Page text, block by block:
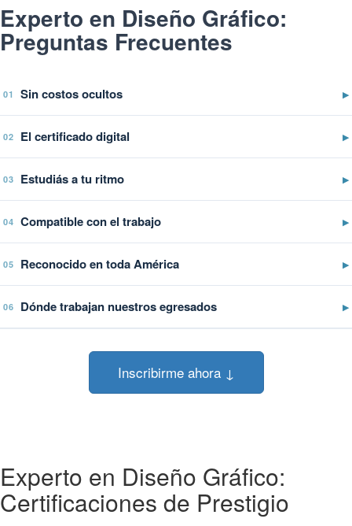
Experto en Diseño Gráfico:
Preguntas Frecuentes
01 Sin costos ocultos ▶
02 El certificado digital ▶
03 Estudiás a tu ritmo ▶
04 Compatible con el trabajo ▶
05 Reconocido en toda América ▶
06 Dónde trabajan nuestros egresados ▶
Inscribirme ahora ↓
Experto en Diseño Gráfico:
Certificaciones de Prestigio